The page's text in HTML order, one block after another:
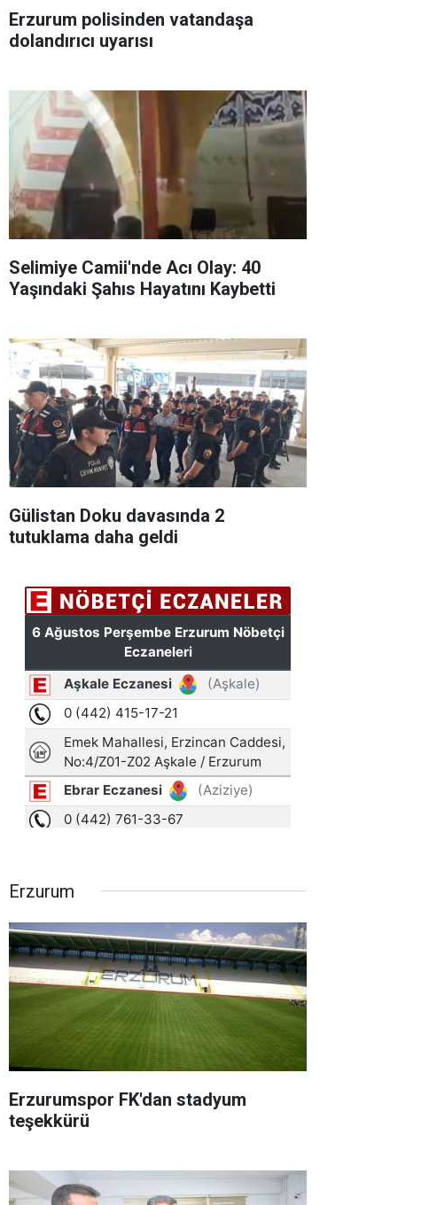
Erzurum polisinden vatandaşa
dolandırıcı uyarısı
Selimiye Camii'nde Acı Olay: 40
Yaşındaki Şahıs Hayatını Kaybetti
Gülistan Doku davasında 2
tutuklama daha geldi
Erzurum
Erzurumspor FK'dan stadyum
teşekkürü